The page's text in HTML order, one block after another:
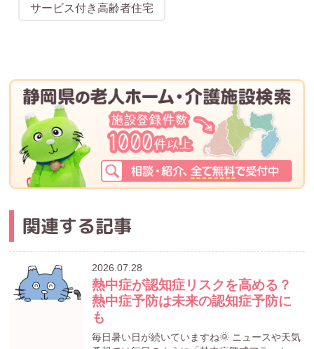
サービス付き高齢者住宅
関連する記事
2026.07.28
熱中症が認知症リスクを高める？
熱中症予防は未来の認知症予防に
も
毎日暑い日が続いていますね🌞 ニュースや天気